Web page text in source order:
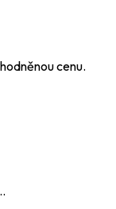
cenu.